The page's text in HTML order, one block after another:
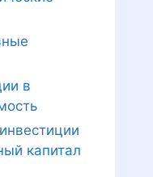
в
капитал